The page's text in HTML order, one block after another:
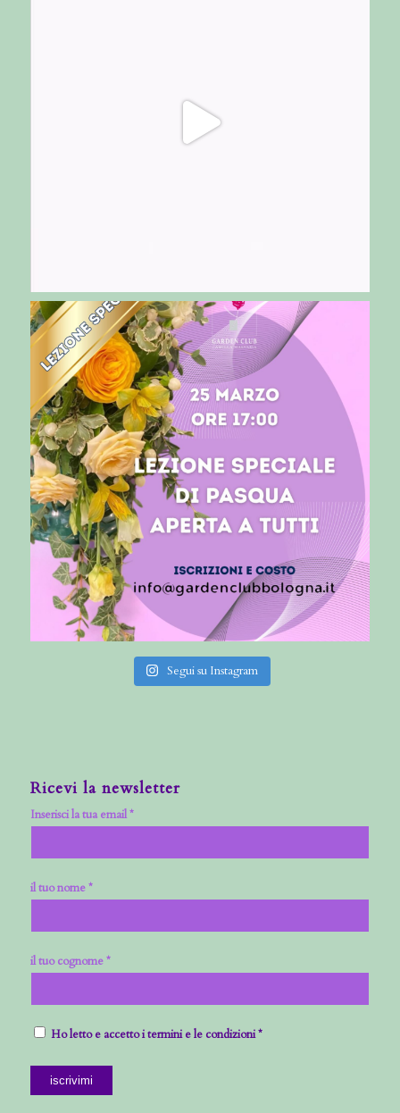
Segui su Instagram
Ricevi la newsletter
Inserisci la tua email *
il tuo nome *
il tuo cognome *
Ho letto e accetto i termini e le condizioni *